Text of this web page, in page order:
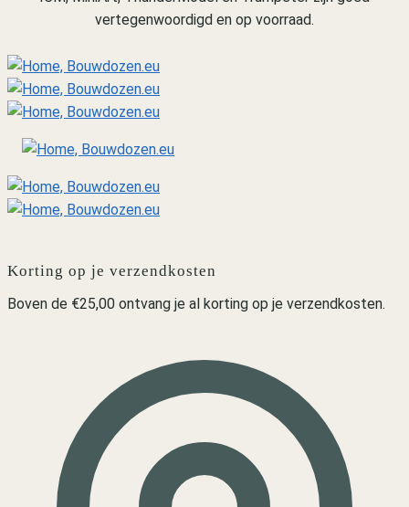
vertegenwoordigd en op voorraad.
Korting op je verzendkosten
Boven de €25,00 ontvang je al korting op je verzendkosten.